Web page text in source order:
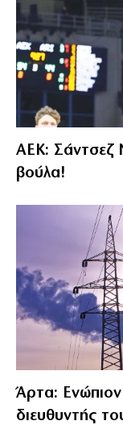
ΑΕΚ: Σάντσεζ
βούλα!
Άρτα:
διευθυντής